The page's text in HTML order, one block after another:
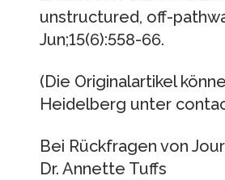
unstructured, off-
Jun;15(6):558-66.
(Die Originalartikel
Heidelberg unter
Bei Rückfragen von
Dr. Annette Tuffs